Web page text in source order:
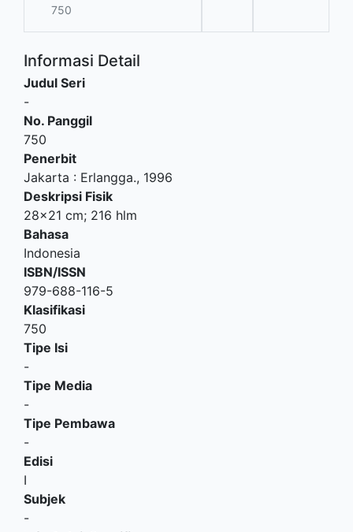
750
Informasi Detail
Judul Seri
-
No. Panggil
750
Penerbit
Jakarta : Erlangga., 1996
Deskripsi Fisik
28x21 cm; 216 hlm
Bahasa
Indonesia
ISBN/ISSN
979-688-116-5
Klasifikasi
750
Tipe Isi
-
Tipe Media
-
Tipe Pembawa
-
Edisi
I
Subjek
-